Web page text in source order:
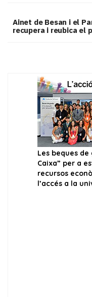
Ainet de Besan i el
recupera i reubica el